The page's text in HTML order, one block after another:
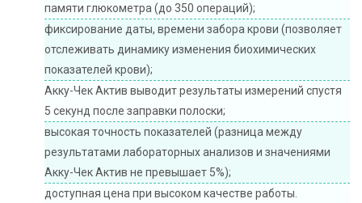
памяти глюкометра (до 350 операций);
фиксирование даты, времени забора крови (позволяет
отслеживать динамику изменения биохимических
показателей крови);
Акку-Чек Актив выводит результаты измерений спустя
5 секунд после заправки полоски;
высокая точность показателей (разница между
результатами лабораторных анализов и значениями
Акку-Чек Актив не превышает 5%);
доступная цена при высоком качестве работы.